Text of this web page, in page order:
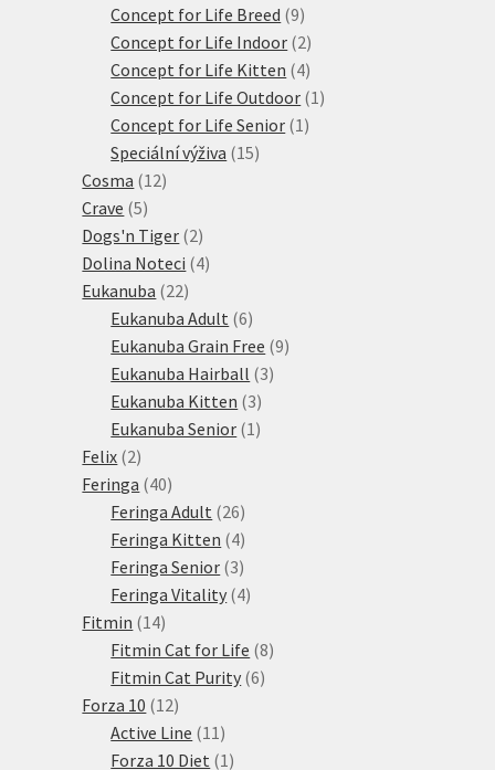
produkty
Concept for Life Breed 99
produktů
Concept for Life Indoor 22
produkty
Concept for Life Kitten 44
produkty
Concept for Life Outdoor 1 1
Concept for Life Senior 1 1
Speciální výživa 1515
Cosma 1212
Crave 55
produktů
Dogs'n Tiger 22
produkty
Dolina Noteci 44
Eukanuba 2222
produktů
Eukanuba Adult 66
produktů
Eukanuba Grain Free 99
Eukanuba Hairball 33
Eukanuba Kitten 33
produkty
Eukanuba Senior 1 1
Felix 22
produkty
Feringa 4040
produktů
Feringa Adult 2626
produktů
Feringa Kitten 44
produkty
Feringa Senior 33
produkty
Feringa Vitality 44
Fitmin 1414
produktů
Fitmin Cat for Life 88
Fitmin Cat Purity 66
Forza 10 1212
produktů
Active Line 11 11
produktů
Forza 10 Diet 1 1